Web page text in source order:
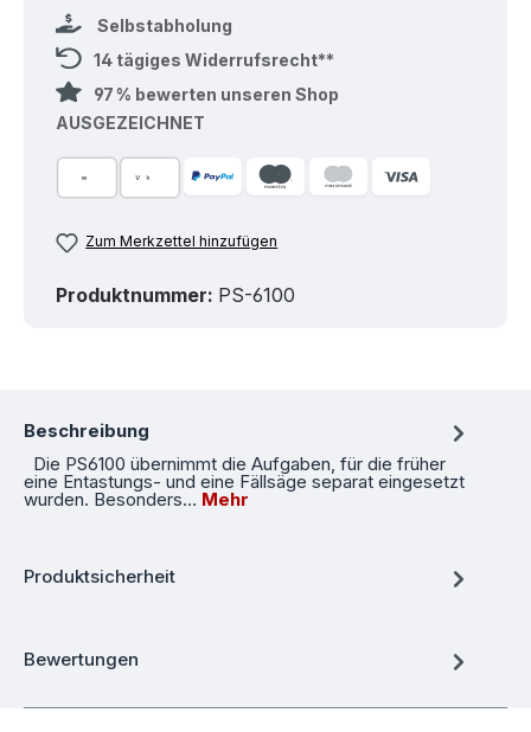
Selbstabholung
14 tägiges Widerrufsrecht**
97 % bewerten unseren Shop
AUSGEZEICHNET
Zum Merkzettel hinzufügen
Produktnummer: PS-6100
Beschreibung
Die PS6100 übernimmt die Aufgaben, für die früher
eine Entastungs- und eine Fällsäge separat eingesetzt
wurden. Besonders… Mehr
Produktsicherheit
Bewertungen